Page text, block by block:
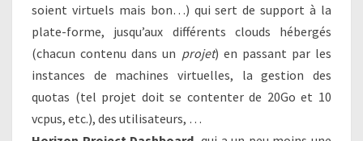
soient virtuels mais bon…) qui sert de support à la
plate-forme, jusqu’aux différents clouds hébergés
(chacun contenu dans un projet) en passant par les
instances de machines virtuelles, la gestion des
quotas (tel projet doit se contenter de 20Go et 10
vcpus, etc.), des utilisateurs, …